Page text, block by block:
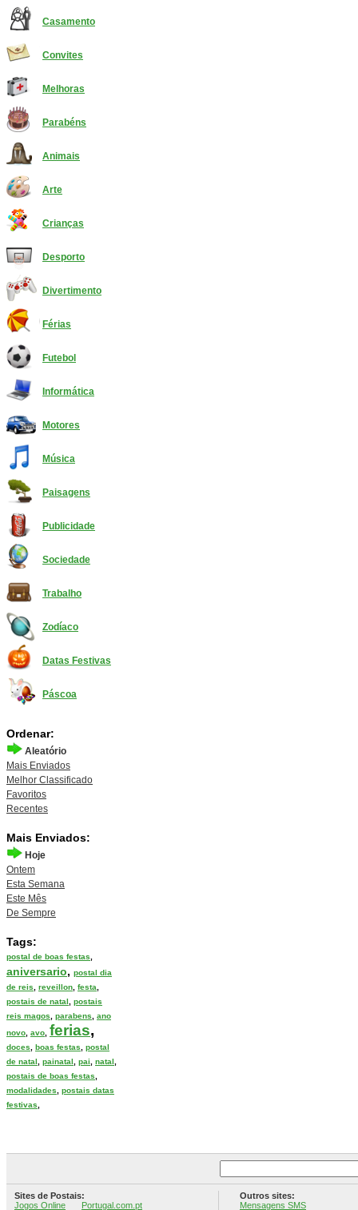
Casamento
Convites
Melhoras
Parabéns
Animais
Arte
Crianças
Desporto
Divertimento
Férias
Futebol
Informática
Motores
Música
Paisagens
Publicidade
Sociedade
Trabalho
Zodíaco
Datas Festivas
Páscoa
Ordenar:
Aleatório
Mais Enviados
Melhor Classificado
Favoritos
Recentes
Mais Enviados:
Hoje
Ontem
Esta Semana
Este Mês
De Sempre
Tags:
postal de boas festas
aniversario, postal dia
de reis
reveillon festa
postais de natal
postais
reis magos
parabens
ano
novo avo ferias,
doces boas festas
postal
de natal
painatal pai natal
postais de boas festas
modalidades
postais datas
festivas
Sites de Postais:
Jogos Online
Portugal.com.pt
Outros sites:
Mensagens SMS